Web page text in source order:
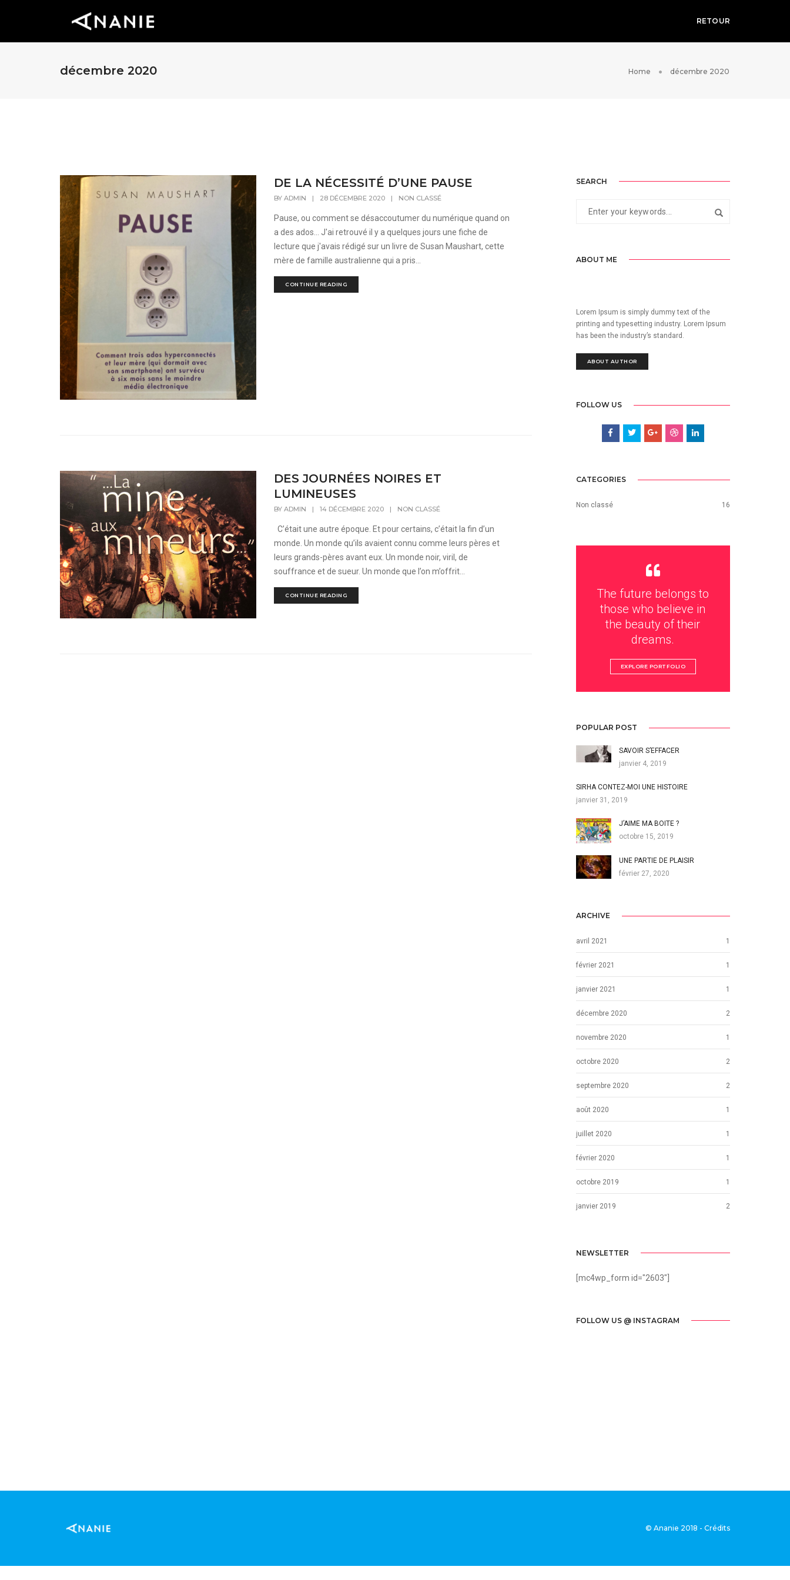
RETOUR
décembre 2020 Home décembre 2020
DE LA NÉCESSITÉ D’UNE PAUSE
BYADMIN | 28 DÉCEMBRE 2020 | NON CLASSÉ
Pause, ou comment se désaccoutumer du numérique quand on
a des ados... J'ai retrouvé il y a quelques jours une fiche de
lecture que j'avais rédigé sur un livre de Susan Maushart, cette
mère de famille australienne qui a pris...
CONTINUE READING
DES JOURNÉES NOIRES ET
LUMINEUSES
BYADMIN | 14 DÉCEMBRE 2020 | NON CLASSÉ
C’était une autre époque. Et pour certains, c’était la fin d’un
monde. Un monde qu’ils avaient connu comme leurs pères et
leurs grands-pères avant eux. Un monde noir, viril, de
souffrance et de sueur. Un monde que l’on m’offrit...
CONTINUE READING
SEARCH
ABOUT ME
Lorem Ipsum is simply dummy text of the
printing and typesetting industry. Lorem Ipsum
has been the industry’s standard.
ABOUT AUTHOR
FOLLOW US
CATEGORIES
Non classé 16
The future belongs to
those who believe in
the beauty of their
dreams.
EXPLORE PORTFOLIO
POPULAR POST
SAVOIR S’EFFACER
janvier 4, 2019
SIRHA CONTEZ-MOI UNE HISTOIRE
janvier 31, 2019
J’AIME MA BOITE ?
octobre 15, 2019
UNE PARTIE DE PLAISIR
février 27, 2020
ARCHIVE
avril 2021 1
février 2021 1
janvier 2021 1
décembre 2020 2
novembre 2020 1
octobre 2020 2
septembre 2020 2
août 2020 1
juillet 2020 1
février 2020 1
octobre 2019 1
janvier 2019 2
NEWSLETTER
[mc4wp_form id="2603"]
FOLLOW US @ INSTAGRAM
© Ananie 2018 - Crédits